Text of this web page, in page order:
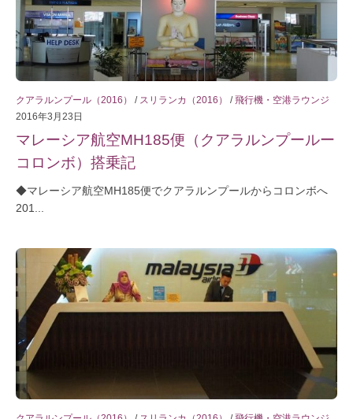
クアラルンプール（2016） / スリランカ（2016） /飛行機・空港ラウンジ
2016年3月23日
マレーシア航空MH185便（クアラルンプールー
コロンボ）搭乗記
◆マレーシア航空MH185便でクアラルンプールからコロンボへ
201...